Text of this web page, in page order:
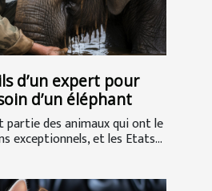
d’un expert pour
d’un éléphant
partie des animaux qui ont le
exceptionnels, et les Etats...